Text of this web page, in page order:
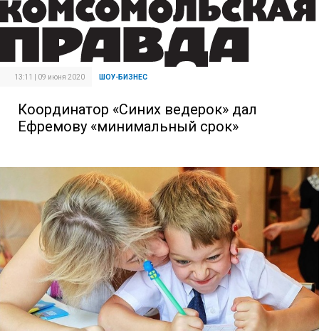
13:11 | 09 июня 2020 ШОУ-БИЗНЕС
Координатор «Синих ведерок» дал
Ефремову «минимальный срок»